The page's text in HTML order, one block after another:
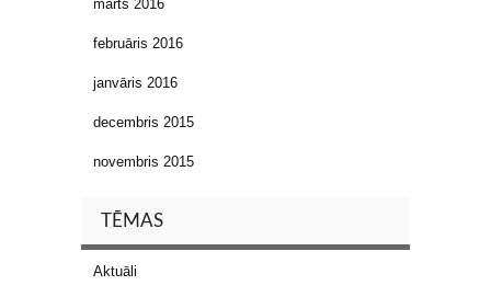
marts 2016
februāris 2016
janvāris 2016
decembris 2015
novembris 2015
TĒMAS
Aktuāli